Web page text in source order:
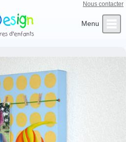
Nous contacter